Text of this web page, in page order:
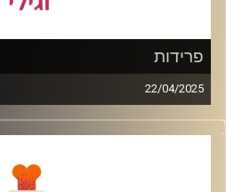
פרידות
22/04/2025
פרידה זה דבר כואב אבל אי אפשר
שברון לב זה לא דבר נעים אך
ולהפיק את המיטב . בפרק זה נדבר
אנחנו ממשיכים הלאה כדי לא